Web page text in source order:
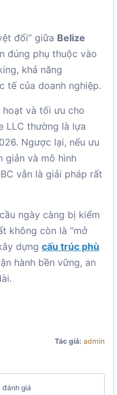
đối” giữa Belize
đúng phụ thuộc vào
khả năng
tế của doanh nghiệp.
hoạt và tối ưu cho
LLC thường là lựa
Ngược lại, nếu ưu
giản và mô hình
vẫn là giải pháp rất
ngày càng bị kiểm
không còn là “mở
dựng cấu trúc phù
hành bền vững, an
Tác giả: admin
đánh giá